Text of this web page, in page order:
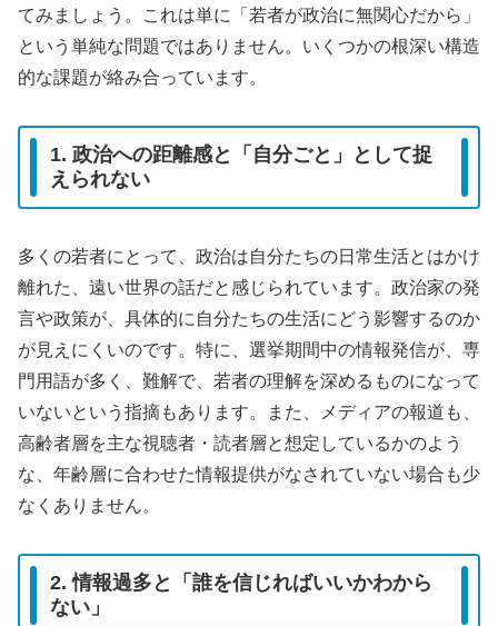
てみましょう。これは単に「若者が政治に無関心だから」
という単純な問題ではありません。いくつかの根深い構造
的な課題が絡み合っています。
1. 政治への距離感と「自分ごと」として捉
えられない
多くの若者にとって、政治は自分たちの日常生活とはかけ
離れた、遠い世界の話だと感じられています。政治家の発
言や政策が、具体的に自分たちの生活にどう影響するのか
が見えにくいのです。特に、選挙期間中の情報発信が、専
門用語が多く、難解で、若者の理解を深めるものになって
いないという指摘もあります。また、メディアの報道も、
高齢者層を主な視聴者・読者層と想定しているかのよう
な、年齢層に合わせた情報提供がなされていない場合も少
なくありません。
2. 情報過多と「誰を信じればいいかわから
ない」